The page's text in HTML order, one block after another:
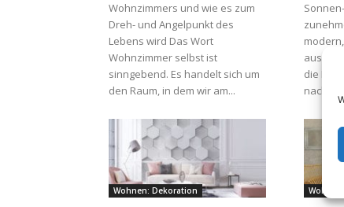
Wohnzimmers und wie es zum
Dreh- und Angelpunkt des
Lebens wird Das Wort
Wohnzimmer selbst ist
sinngebend. Es handelt sich um
den Raum, in dem wir am...
aus
die
Wohnen: Dekoration